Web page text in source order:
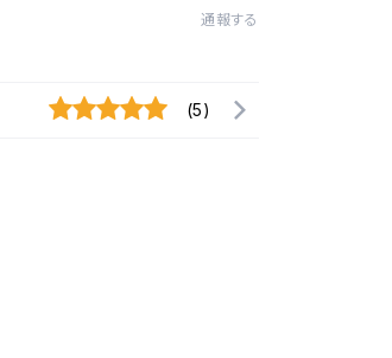
通報する
(5)